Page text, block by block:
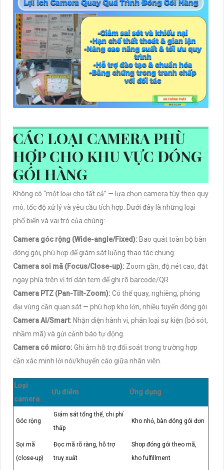
CÁC LOẠI CAMERA PHÙ
HỢP CHO KHU VỰC ĐÓNG
GÓI HÀNG
Không có “một loại cho tất cả” — lựa chọn camera tùy theo quy
mô, tốc độ xử lý và yêu cầu tích hợp. Dưới đây là những loại
phổ biến và vai trò của chúng:
Camera góc rộng (Wide-angle/Fixed): Bao quát toàn bộ bàn
đóng gói, phù hợp để giám sát luồng thao tác chung.
Camera soi mã (Focus/Close-up): Zoom gần, độ nét cao, đặt
ngay phía trên vị trí dán tem để ghi rõ barcode/QR.
Camera PTZ (Pan-Tilt-Zoom): Có thể quay, nghiêng, phóng
đại vùng cần quan sát — phù hợp kho lớn, nhiều tuyến đóng gói.
Camera AI/Smart: Nhận diện hành vi, phân loại sự kiện (bỏ sót,
nhầm mã) và gửi cảnh báo tự động.
Camera có micro: Ghi âm hỗ trợ đối soát trong trường hợp
cần xác minh lời nói/khuyến cáo giữa nhân viên.
Loại
camera
Ưu điểm Ứng dụng
Góc rộng
Giám sát tổng thể, chi phí
thấp
Kho nhỏ, bàn đóng gói đơn
Sọi mã
(close-up)
Đọc mã rõ ràng, hỗ trợ
truy xuất
Shop đóng gói theo mã,
kho fulfillment